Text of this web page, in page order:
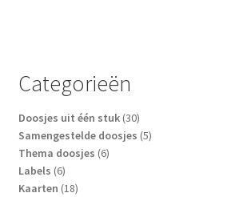
Categorieën
Doosjes uit één stuk 3030
producten
Samengestelde doosjes 55
Thema doosjes 66
Labels 66
producten
Kaarten 1818